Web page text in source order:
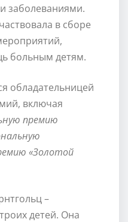
заболеваниями.
в сборе
больным детям.
обладательницей
включая
премию
«Золотой
–
детей. Она